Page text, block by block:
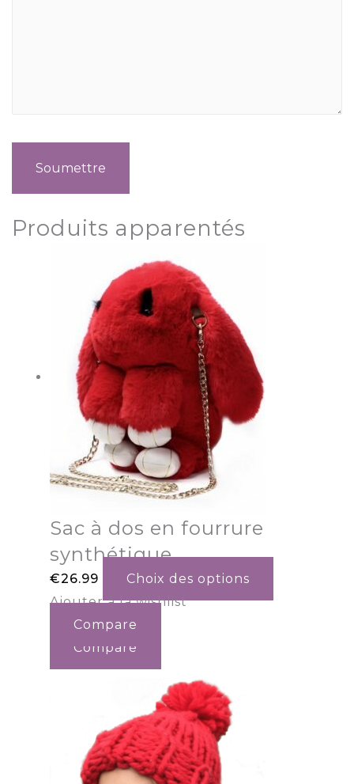
Produits apparentés
Sac à dos en fourrure
synthétique
€26.99
Choix des options
Ajouter à la wishlist
Compare
Compare